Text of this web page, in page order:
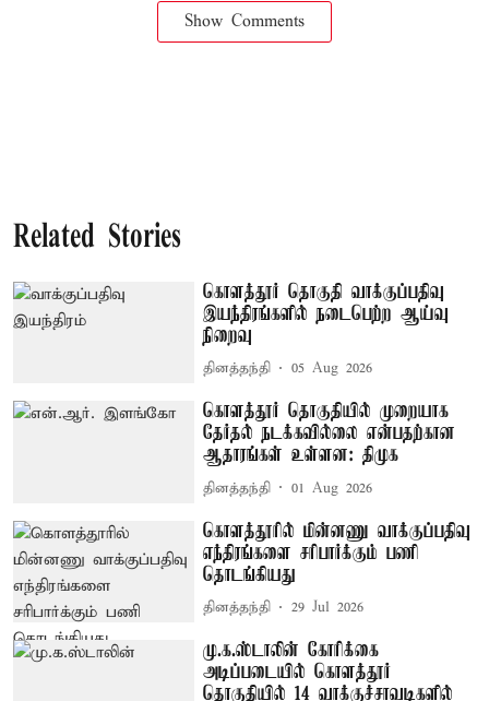
Show Comments
Related Stories
கொளத்தூர் தொகுதி வாக்குப்பதிவு
இயந்திரங்களில் நடைபெற்ற ஆய்வு
நிறைவு
தினத்தந்தி 05 Aug 2026
கொளத்தூர் தொகுதியில் முறையாக
தேர்தல் நடக்கவில்லை என்பதற்கான
ஆதாரங்கள் உள்ளன: திமுக
தினத்தந்தி 01 Aug 2026
கொளத்தூரில் மின்னணு வாக்குப்பதிவு
எந்திரங்களை சரிபார்க்கும் பணி
தொடங்கியது
தினத்தந்தி 29 Jul 2026
மு.க.ஸ்டாலின் கோரிக்கை
அடிப்படையில் கொளத்தூர்
தொகுதியில் 14 வாக்குச்சாவடிகளில்